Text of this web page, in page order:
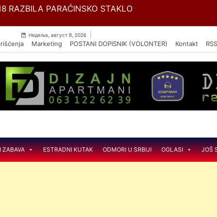
Skip
RAZBILA PARAĆINSKO STAKLO
Недеља, август 9, 2026
Marketing POSTANI DOPISNIK (VOLONTER) Kontakt RSS
ZABAVA ESTRADNI KUTAK ODMORI U SRBIJI OGLASI JOŠ